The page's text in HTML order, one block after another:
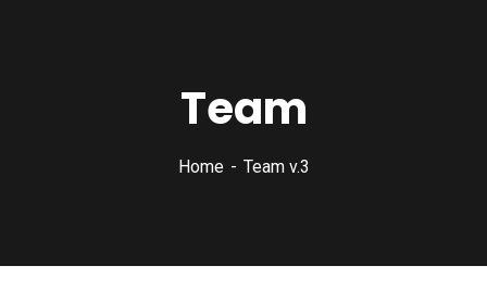
Team
Home Team v.3